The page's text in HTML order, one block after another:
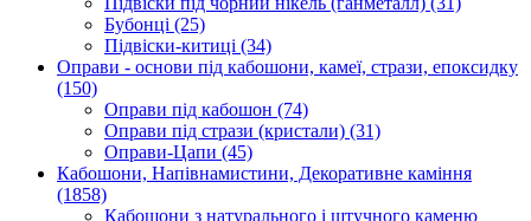
Бубонці (25)
Підвіски-китиці (34)
Оправи - основи під кабошони, камеї, стрази, епоксидку
(150)
Оправи під кабошон (74)
Оправи під стрази (кристали) (31)
Оправи-Цапи (45)
Кабошони, Напівнамистини, Декоративне каміння
(1858)
Кабошони з натурального і штучного каменю